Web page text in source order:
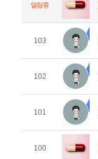
열람중
103
102
101
100